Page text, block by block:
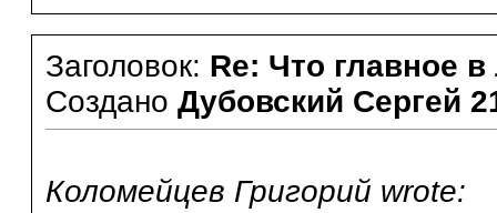
Заголовок: Re: Что главное в
Создано Дубовский Сергей
Коломейцев Григорий wrote: